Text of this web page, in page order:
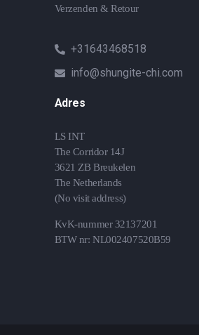
Verzenden & Retour
+31643468518
info@shungite-chi.com
Adres
LS INT
The Corridor 14J
3621 ZB Breukelen
The Netherlands
(No visit address)
KvK-nummer 32137201
BTW nr: NL002407520B59